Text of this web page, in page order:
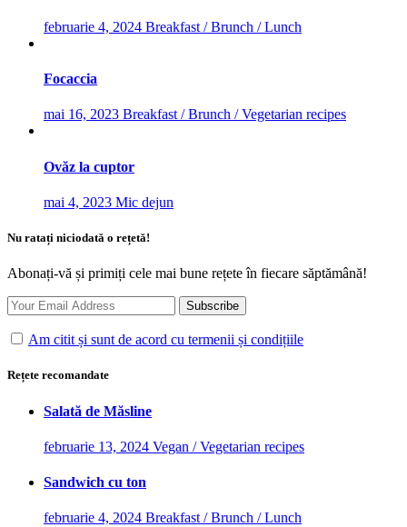
februarie 4, 2024 Breakfast / Brunch / Lunch
Focaccia
mai 16, 2023 Breakfast / Brunch / Vegetarian recipes
Ovăz la cuptor
mai 4, 2023 Mic dejun
Nu ratați niciodată o rețetă!
Abonați-vă și primiți cele mai bune rețete în fiecare săptămână!
Am citit și sunt de acord cu termenii și condițiile
Rețete recomandate
Salată de Măsline
februarie 13, 2024 Vegan / Vegetarian recipes
Sandwich cu ton
februarie 4, 2024 Breakfast / Brunch / Lunch